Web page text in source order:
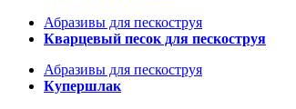
Абразивы для пескоструя
Кварцевый песок для пескоструя
Абразивы для пескоструя
Купершлак